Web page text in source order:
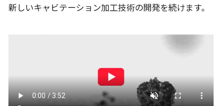
新しいキャビテーション加工技術の開発を続けます。